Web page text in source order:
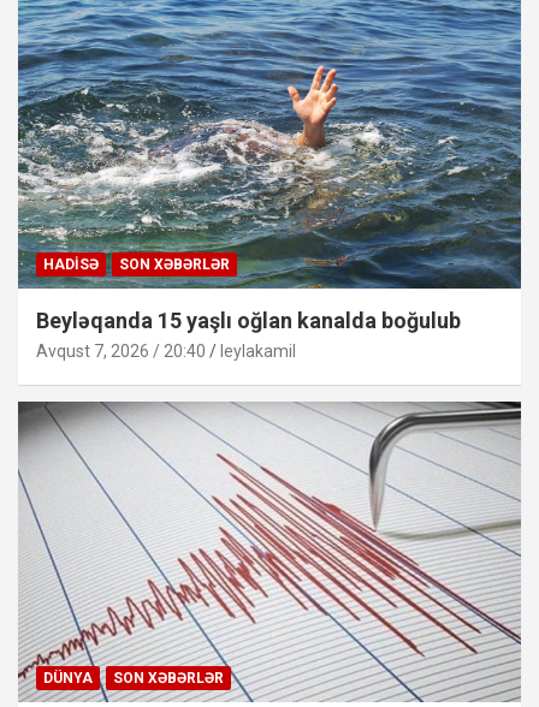
HADISƏ SON XƏBƏRLƏR
Beyləqanda 15 yaşlı oğlan kanalda boğulub
Avqust 7, 2026 / 20:40 leylakamil
DÜNYA SON XƏBƏRLƏR